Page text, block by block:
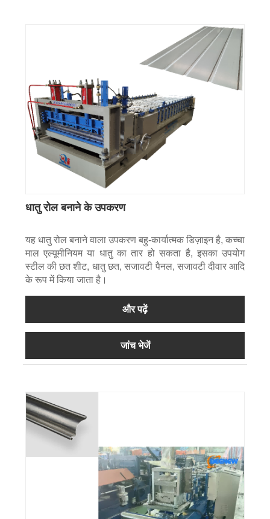
धातु रोल बनाने के उपकरण
यह धातु रोल बनाने वाला उपकरण बहु-कार्यात्मक डिज़ाइन है, कच्चा
माल एल्यूमीनियम या धातु का तार हो सकता है, इसका उपयोग
स्टील की छत शीट, धातु छत, सजावटी पैनल, सजावटी दीवार आदि
के रूप में किया जाता है।
और पढ़ें
जांच भेजें